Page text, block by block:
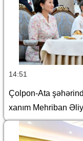
14:51
Çolpon-Ata
xanım Mehriban